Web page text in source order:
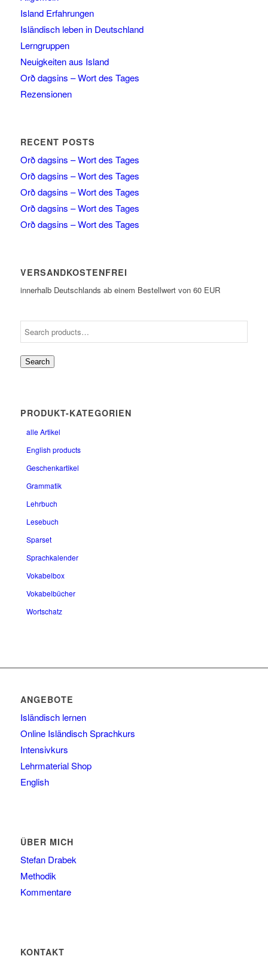
Island Erfahrungen
Isländisch leben in Deutschland
Lerngruppen
Neuigkeiten aus Island
Orð dagsins – Wort des Tages
Rezensionen
RECENT POSTS
Orð dagsins – Wort des Tages
Orð dagsins – Wort des Tages
Orð dagsins – Wort des Tages
Orð dagsins – Wort des Tages
Orð dagsins – Wort des Tages
VERSANDKOSTENFREI
innerhalb Deutschlands ab einem Bestellwert von 60 EUR
Search
PRODUKT-KATEGORIEN
alle Artikel
English products
Geschenkartikel
Grammatik
Lehrbuch
Lesebuch
Sparset
Sprachkalender
Vokabelbox
Vokabelbücher
Wortschatz
ANGEBOTE
Isländisch lernen
Online Isländisch Sprachkurs
Intensivkurs
Lehrmaterial Shop
English
ÜBER MICH
Stefan Drabek
Methodik
Kommentare
KONTAKT